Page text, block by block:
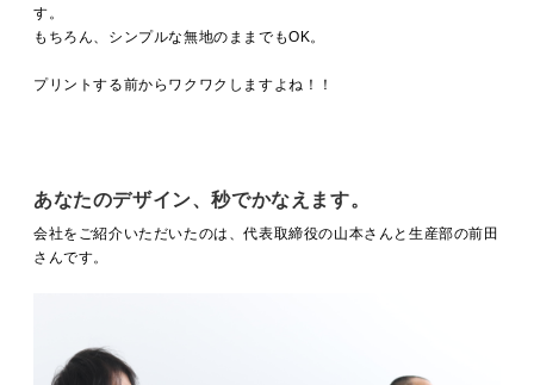
す。
もちろん、シンプルな無地のままでもOK。
プリントする前からワクワクしますよね！！
あなたのデザイン、秒でかなえます。
会社をご紹介いただいたのは、代表取締役の山本さんと生産部の前田
さんです。